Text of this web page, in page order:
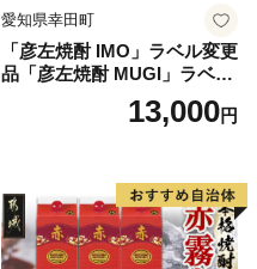
愛知県幸田町
「彦左焼酎 IMO」ラベル変更
品「彦左焼酎 MUGI」ラベル
変更品 飲み比べ セット 合計
2本 720ml×各1本 25度 焼酎
13,000円